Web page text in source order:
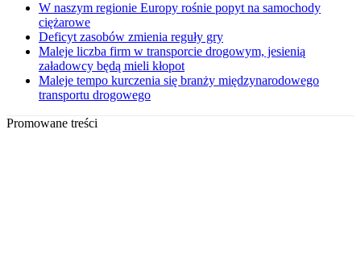
W naszym regionie Europy rośnie popyt na samochody
ciężarowe
Deficyt zasobów zmienia reguły gry
Maleje liczba firm w transporcie drogowym, jesienią
załadowcy będą mieli kłopot
Maleje tempo kurczenia się branży międzynarodowego
transportu drogowego
Promowane treści